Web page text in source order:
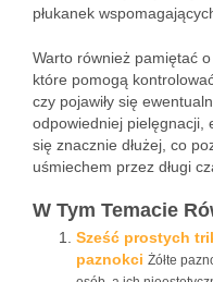
płukanek
Warto również pamiętać
które pomogą
czy pojawiły się
odpowiedniej pielęgnacji,
się znacznie dłużej, co
uśmiechem przez długi
W Tym Temacie
Sześć prostych
paznokci Żółte